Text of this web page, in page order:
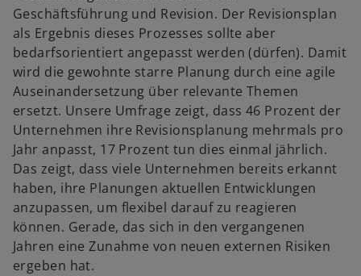
g
n
Geschäftsführung und Revision. Der Revisionsplan
als Ergebnis dieses Prozesses sollte aber
bedarfsorientiert angepasst werden (dürfen). Damit
wird die gewohnte starre Planung durch eine agile
Auseinandersetzung über relevante Themen
ersetzt. Unsere Umfrage zeigt, dass 46 Prozent der
Unternehmen ihre Revisionsplanung mehrmals pro
Jahr anpasst, 17 Prozent tun dies einmal jährlich.
Das zeigt, dass viele Unternehmen bereits erkannt
haben, ihre Planungen aktuellen Entwicklungen
anzupassen, um flexibel darauf zu reagieren
können. Gerade, das sich in den vergangenen
Jahren eine Zunahme von neuen externen Risiken
ergeben hat.